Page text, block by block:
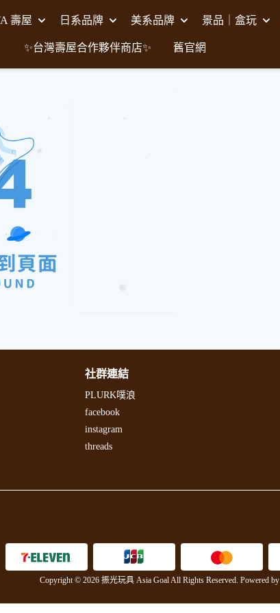
壽屋 日系品牌 美系品牌 景品｜盒玩
✨台灣壽屋合作夥伴商店✨ 舊官網
社群連結
PLURK噗浪
facebook
instagram
threads
Copyright © 2026 振光玩具 Asia Goal All Rights Reserved. Powered by